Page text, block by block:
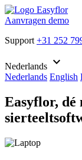
Aanvragen demo
Support +31 252
Nederlands keyboard_arrow_down
Nederlands English
Easyflor, dé